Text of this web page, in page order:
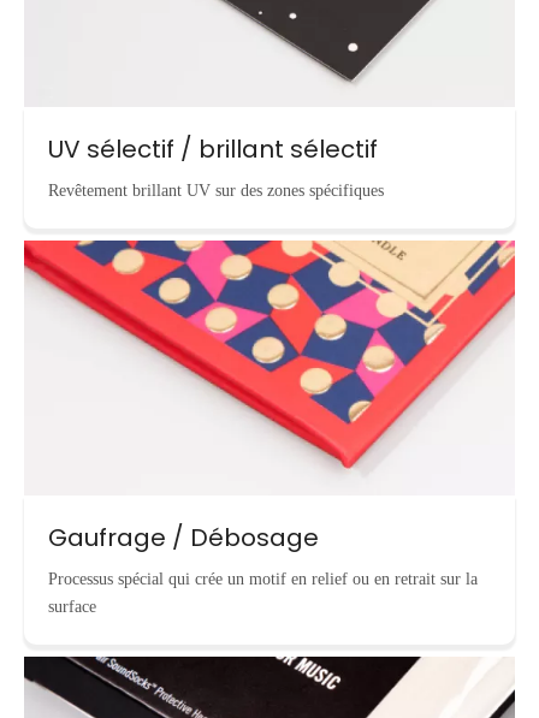
UV sélectif / brillant sélectif
Revêtement brillant UV sur des zones spécifiques
Gaufrage / Débosage
Processus spécial qui crée un motif en relief ou en retrait sur la
surface